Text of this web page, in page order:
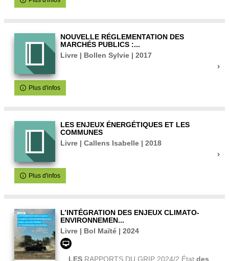
NOUVELLE RÉGLEMENTATION DES
MARCHÉS PUBLICS :...
Livre | Bollen Sylvie | 2017
Plus d'infos
LES ENJEUX ÉNERGÉTIQUES ET LES
COMMUNES
Livre | Callens Isabelle | 2018
Plus d'infos
L’INTÉGRATION DES ENJEUX CLIMATO-
ENVIRONNEMEN...
Livre | Bol Maïté | 2024
... LES RAPPORTS DU GRIP 2024/2 État des